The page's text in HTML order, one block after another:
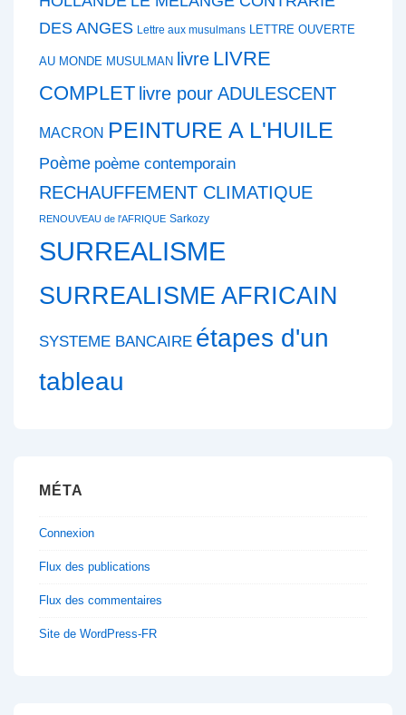
DES ANGES Lettre aux musulmans LETTRE OUVERTE
AU MONDE MUSULMAN livre LIVRE
COMPLET livre pour ADULESCENT
MACRON PEINTURE A L'HUILE
Poème poème contemporain
RECHAUFFEMENT CLIMATIQUE
RENOUVEAU de l'AFRIQUE Sarkozy
SURREALISME
SURREALISME AFRICAIN
SYSTEME BANCAIRE étapes d'un
tableau
MÉTA
Connexion
Flux des publications
Flux des commentaires
Site de WordPress-FR